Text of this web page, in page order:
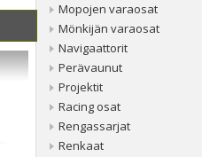
Mopojen varaosat
Mönkijän varaosat
Navigaattorit
Perävaunut
Projektit
Racing osat
Rengassarjat
Renkaat